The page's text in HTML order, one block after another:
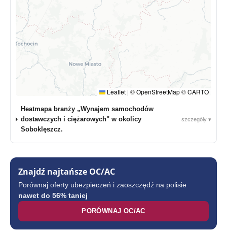
Leaflet | ©OpenStreetMap©CARTO
Heatmapa branży „Wynajem samochodów
dostawczych i ciężarowych" w okolicy
Soboklęszcz.
szczegóły ▾
Znajdź najtańsze OC/AC
Porównaj oferty ubezpieczeń i zaoszczędź na polisie
nawet do 56% taniej
PORÓWNAJ OC/AC